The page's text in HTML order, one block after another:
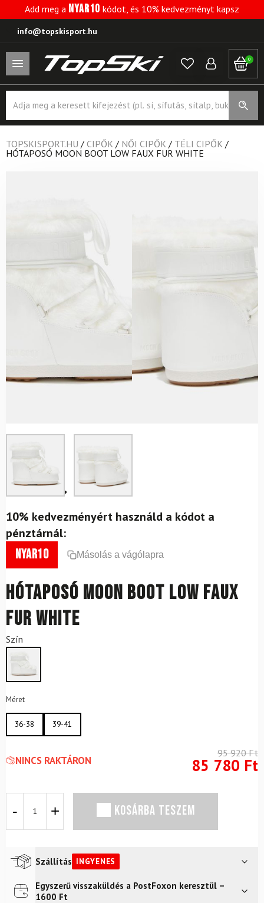
Add meg a NYAR10 kódot, és 10% kedvezményt kapsz
info@topskisport.hu
0
search
TOPSKISPORT.HU / CIPŐK / NŐI CIPŐK / TÉLI CIPŐK /
HÓTAPOSÓ MOON BOOT LOW FAUX FUR WHITE
10% kedvezményért használd a kódot a
pénztárnál:
nyar10 Másolás a vágólapra
Hótaposó MOON BOOT Low Faux
Fur White
Szín
Méret
36-38 39-41
NINCS RAKTÁRON
95 920Ft
85 780 Ft
MOON
Fur
White
mennyiség
KOSÁRBA TESZEM
Szállítás INGYENES
Futár a címreIngyenes
Egyszerű visszaküldés a PostFoxon keresztül –
1600 Ft